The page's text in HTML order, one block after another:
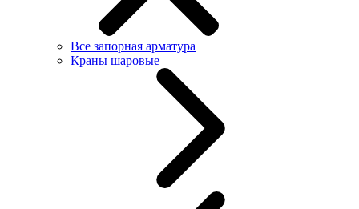
Все запорная арматура
Краны шаровые